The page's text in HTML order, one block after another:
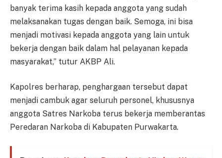
banyak terima kasih kepada anggota yang sudah
melaksanakan tugas dengan baik. Semoga, ini bisa
menjadi motivasi kepada anggota yang lain untuk
bekerja dengan baik dalam hal pelayanan kepada
masyarakat,” tutur AKBP Ali.
Kapolres berharap, penghargaan tersebut dapat
menjadi cambuk agar seluruh personel, khususnya
anggota Satres Narkoba terus bekerja memberantas
Peredaran Narkoba di Kabupaten Purwakarta.